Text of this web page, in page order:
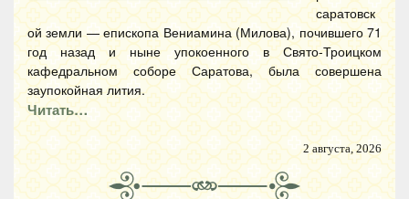
саратовск
ой земли — епископа Вениамина (Милова), почившего 71
год назад и ныне упокоенного в Свято-Троицком
кафедральном соборе Саратова, была совершена
заупокойная лития.
Читать…
2 августа, 2026